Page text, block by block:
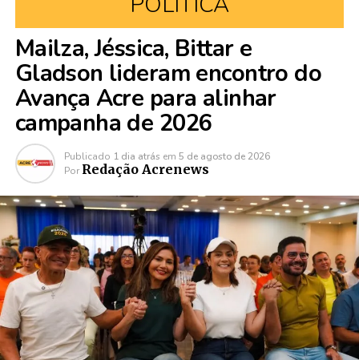
Mailza, Jéssica, Bittar e
Gladson lideram encontro do
Avança Acre para alinhar
campanha de 2026
Publicado 1 dia atrás em 5 de agosto de 2026
Por Redação Acrenews